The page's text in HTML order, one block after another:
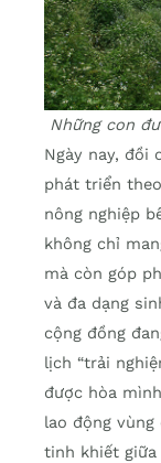
Những con
Ngày nay, đồi
phát triển
nông nghiệp
không chỉ
mà còn góp
và đa dạng
cộng đồng
lịch “trải
được hòa
lao động
tinh khiết